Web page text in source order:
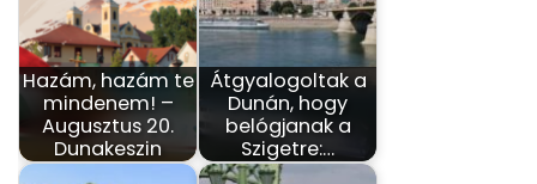
Hazám, hazám te
mindenem! –
Augusztus 20.
Dunakeszin
Átgyalogoltak a
Dunán, hogy
belógjanak a
Szigetre:…